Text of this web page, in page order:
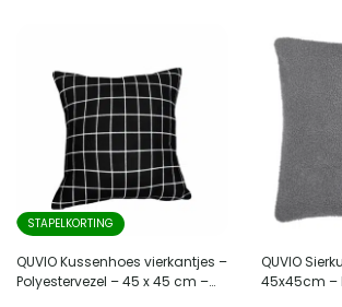
STAPELKORTING
QUVIO Kussenhoes vierkantjes –
Polyestervezel – 45 x 45 cm –
QUVIO
45x45cm –